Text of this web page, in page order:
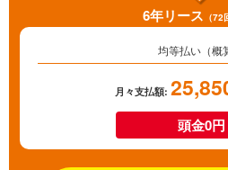
6年リース （72
均等払い（概
月々支払額:
頭金0円